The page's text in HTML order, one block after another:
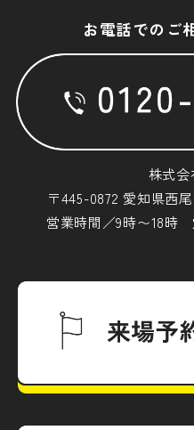
お電話でのご
株式
〒445-0872 愛知県西
営業時間／9時〜18時